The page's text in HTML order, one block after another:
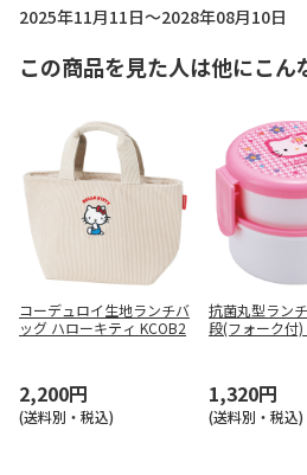
2025年11月11日～2028年08月10日
この商品を見た人は他にこん
コーデュロイ生地ランチバ
ッグ ハローキティ KCOB2
2,200円
(送料別・税込)
抗菌丸型ラン
段(フォーク付)
1,320円
(送料別・税込)